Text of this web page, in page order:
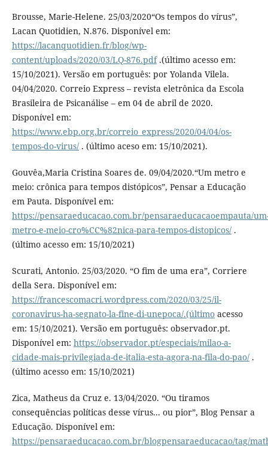
Brousse, Marie-Helene. 25/03/2020“Os tempos do vírus”,
Lacan Quotidien, N.876. Disponível em:
https://lacanquotidien.fr/blog/wp-
content/uploads/2020/03/LQ-876.pdf.(último acesso em:
15/10/2021). Versão em português: por Yolanda Vilela.
04/04/2020. Correio Express – revista eletrônica da Escola
Brasileira de Psicanálise – em 04 de abril de 2020.
Disponível em:
https://www.ebp.org.br/correio_express/2020/04/04/os-
tempos-do-virus/. (último aceso em: 15/10/2021).
Gouvêa,Maria Cristina Soares de. 09/04/2020.“Um metro e
meio: crônica para tempos distópicos”, Pensar a Educação
em Pauta. Disponível em:
https://pensaraeducacao.com.br/pensaraeducacaoempauta/
metro-e-meio-cro%CC%82nica-para-tempos-distopicos/.
(último acesso em: 15/10/2021)
Scurati, Antonio. 25/03/2020. “O fim de uma era”, Corriere
della Sera. Disponível em:
https://francescomacri.wordpress.com/2020/03/25/il-
coronavirus-ha-segnato-la-fine-di-unepoca/.(últimoacesso
em: 15/10/2021). Versão em português: observador.pt.
Disponível em: https://observador.pt/especiais/milao-a-
cidade-mais-privilegiada-de-italia-esta-agora-na-fila-do-pao/.
(último acesso em: 15/10/2021)
Zica, Matheus da Cruz e. 13/04/2020. “Ou tiramos
consequências políticas desse vírus... ou pior”, Blog Pensar a
Educação. Disponível em:
https://pensaraeducacao.com.br/blogpensaraeducacao/tag/